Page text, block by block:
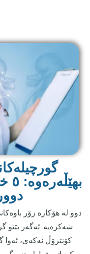
دوو لە هۆکارە زۆر
شەکرەیە. ئەگەر بێتو
کۆنترۆڵ نەکەی، ئەوا